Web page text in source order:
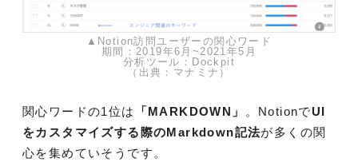
▲Notion訪問ユーザーの関心ワード
期間：2019年6月~2021年5月
分析ツール：Dockpit
（出典：マナミナ）
関心ワードの1位は 「MARKDOWN」 。NotionでUI
をカスタマイズする際のMarkdown記法が多くの関
心を集めていそうです。